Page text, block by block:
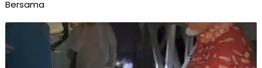
Bersama